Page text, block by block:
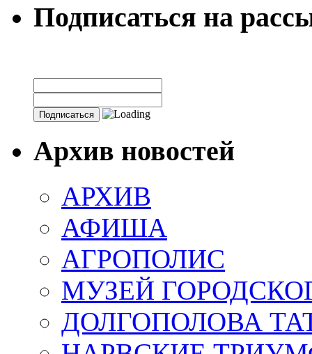
Подписаться на
Архив новостей
АРХИВ
АФИША
АГРОПОЛИС
МУЗЕЙ
ДОЛГОПОЛОВА